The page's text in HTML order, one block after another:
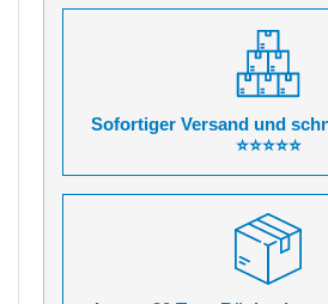
Sofortiger Versand und
⭐⭐⭐⭐⭐